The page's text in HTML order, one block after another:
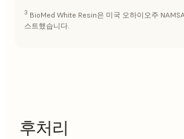
3 BioMed White Resin은 미국 오하이오주
스트했습니다.
후처리